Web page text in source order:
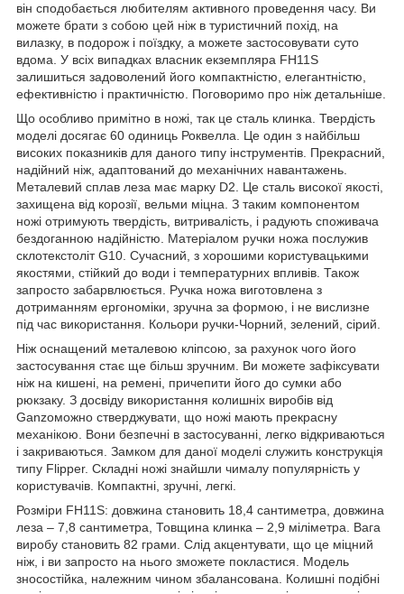
він сподобається любителям активного проведення часу. Ви
можете брати з собою цей ніж в туристичний похід, на
вилазку, в подорож і поїздку, а можете застосовувати суто
вдома. У всіх випадках власник екземпляра FH11S
залишиться задоволений його компактністю, елегантністю,
ефективністю і практичністю. Поговоримо про ніж детальніше.
Що особливо примітно в ножі, так це сталь клинка. Твердість
моделі досягає 60 одиниць Роквелла. Це один з найбільш
високих показників для даного типу інструментів. Прекрасний,
надійний ніж, адаптований до механічних навантажень.
Металевий сплав леза має марку D2. Це сталь високої якості,
захищена від корозії, вельми міцна. З таким компонентом
ножі отримують твердість, витривалість, і радують споживача
бездоганною надійністю. Матеріалом ручки ножа послужив
склотекстоліт G10. Сучасний, з хорошими користувацькими
якостями, стійкий до води і температурних впливів. Також
запросто забарвлюється. Ручка ножа виготовлена з
дотриманням ергономіки, зручна за формою, і не вислизне
під час використання. Кольори ручки-Чорний, зелений, сірий.
Ніж оснащений металевою кліпсою, за рахунок чого його
застосування стає ще більш зручним. Ви можете зафіксувати
ніж на кишені, на ремені, причепити його до сумки або
рюкзаку. З досвіду використання колишніх виробів від
Ganzoможно стверджувати, що ножі мають прекрасну
механікою. Вони безпечні в застосуванні, легко відкриваються
і закриваються. Замком для даної моделі служить конструкція
типу Flipper. Складні ножі знайшли чималу популярність у
користувачів. Компактні, зручні, легкі.
Розміри FH11S: довжина становить 18,4 сантиметра, довжина
леза – 7,8 сантиметра, Товщина клинка – 2,9 міліметра. Вага
виробу становить 82 грами. Слід акцентувати, що це міцний
ніж, і ви запросто на нього зможете покластися. Модель
зносостійка, належним чином збалансована. Колишні подібні